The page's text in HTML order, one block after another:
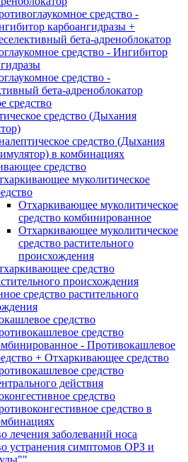
средство -
карбоангидразы +
бета-адреноблокатор
средство - Ингибитор
средство -
бета-адреноблокатор
средство
средство (Дыхания
средство (Дыхания
в комбинациях
средство
муколитическое
Отхаркивающее муколитическое
средство комбинированное
Отхаркивающее муколитическое
средство растительного
происхождения
средство
происхождения
средство растительного
средство
средство
- Противокашлевое
+ Отхаркивающее средство
средство
действия
средство
средство в
лечения заболеваний носа
устранения симптомов ОРЗ и